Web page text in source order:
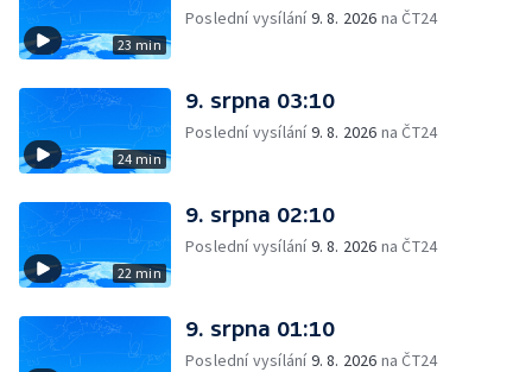
23 min
Poslední vysílání9. 8. 2026 na ČT24
24 min
9. srpna 03:10
Poslední vysílání9. 8. 2026 na ČT24
22 min
9. srpna 02:10
Poslední vysílání9. 8. 2026 na ČT24
9. srpna 01:10
Poslední vysílání9. 8. 2026 na ČT24